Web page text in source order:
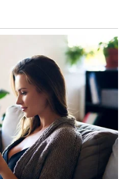
previše, da utišate
zbog svoje jačine – to
i ogromno srce. Ali
mora biti uzvraćena.